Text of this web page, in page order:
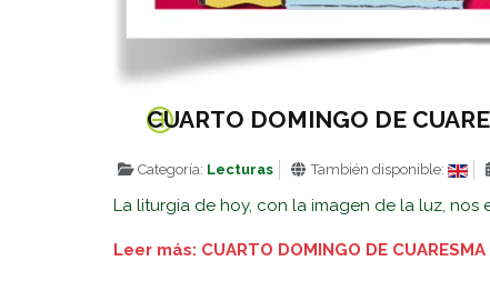
CUARTO DOMINGO DE
Categoría: Lecturas También disponible:
La liturgia de hoy, con la imagen de la luz, nos
Leer más: CUARTO DOMINGO DE CUARESMA